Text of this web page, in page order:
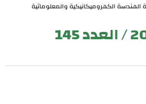
الكهروميكانيكية والمعلوماتية
145